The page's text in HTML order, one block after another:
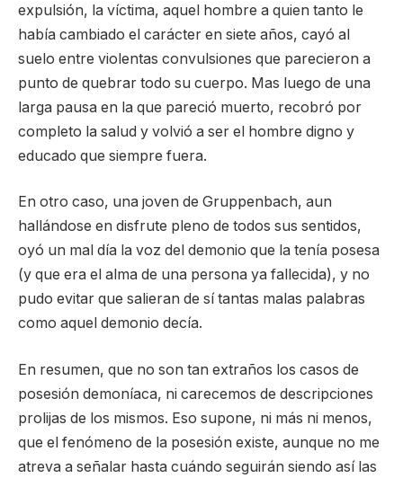
expulsión, la víctima, aquel hombre a quien tanto le
había cambiado el carácter en siete años, cayó al
suelo entre violentas convulsiones que parecieron a
punto de quebrar todo su cuerpo. Mas luego de una
larga pausa en la que pareció muerto, recobró por
completo la salud y volvió a ser el hombre digno y
educado que siempre fuera.
En otro caso, una joven de Gruppenbach, aun
hallándose en disfrute pleno de todos sus sentidos,
oyó un mal día la voz del demonio que la tenía posesa
(y que era el alma de una persona ya fallecida), y no
pudo evitar que salieran de sí tantas malas palabras
como aquel demonio decía.
En resumen, que no son tan extraños los casos de
posesión demoníaca, ni carecemos de descripciones
prolijas de los mismos. Eso supone, ni más ni menos,
que el fenómeno de la posesión existe, aunque no me
atreva a señalar hasta cuándo seguirán siendo así las